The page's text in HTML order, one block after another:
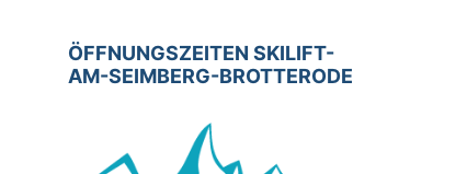
ÖFFNUNGSZEITEN SKILIFT-
AM-SEIMBERG-BROTTERODE